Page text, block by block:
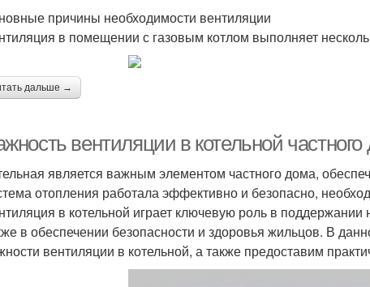
причины необходимости вентиляции
в помещении с газовым котлом выполняет
дальше →
вентиляции в котельной
является важным элементом частного дома,
отопления работала эффективно и безопасно,
в котельной играет ключевую роль в
в обеспечении безопасности и здоровья жильцов. В
вентиляции в котельной, а также предоставим